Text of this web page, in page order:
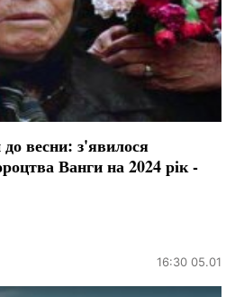
весни: з'явилося
Ванги на 2024 рік -
16:30 05.01